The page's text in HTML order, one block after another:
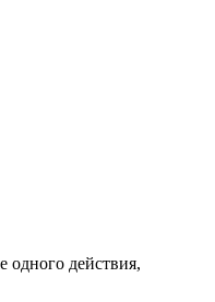
одного действия,